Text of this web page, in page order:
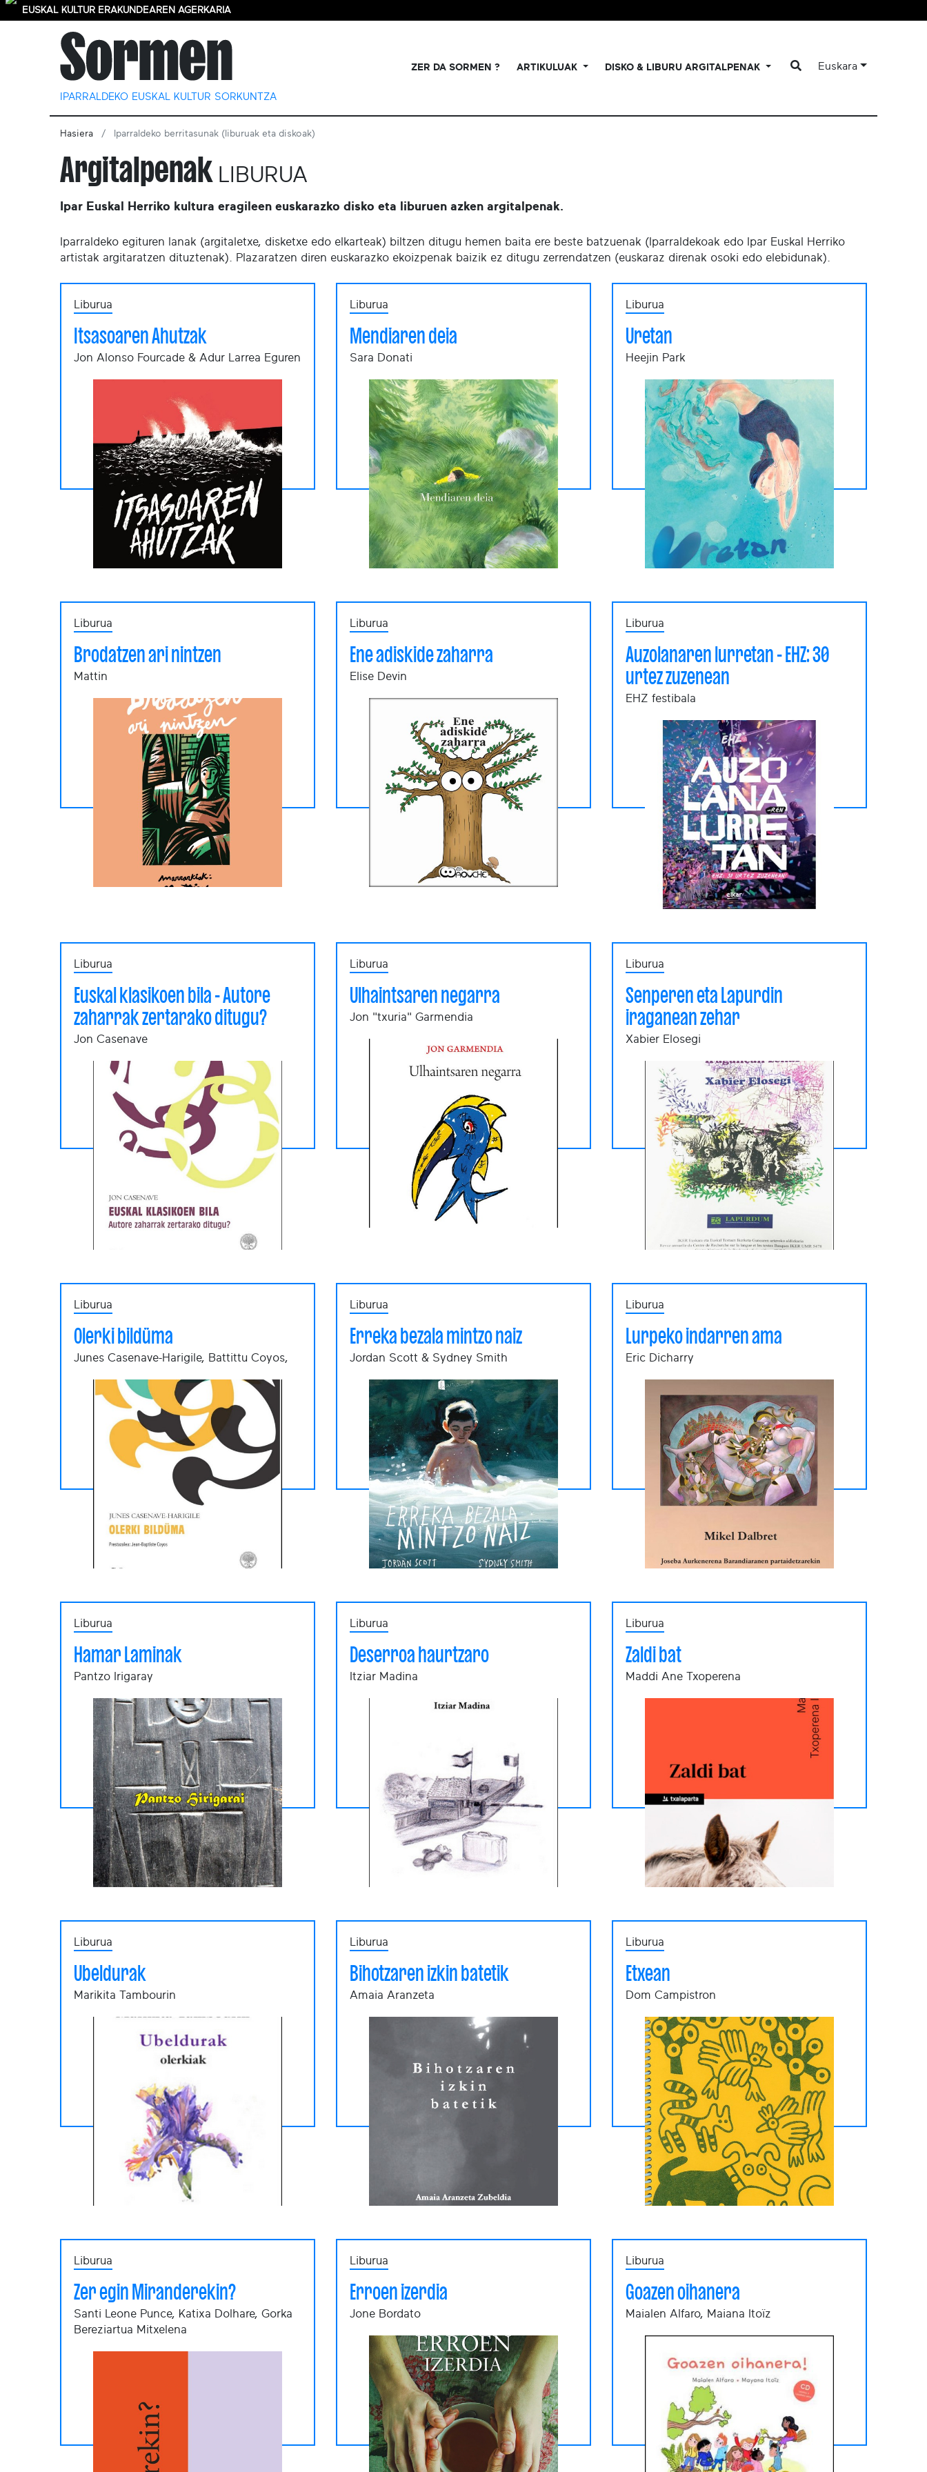
EUSKAL KULTUR ERAKUNDEAREN AGERKARIA
IPARRALDEKO EUSKAL KULTUR SORKUNTZA
ZER DA SORMEN ? ARTIKULUAK DISKO & LIBURU ARGITALPENAK Euskara
Hasiera Iparraldeko berritasunak (liburuak eta diskoak)
Argitalpenak LIBURUA
Ipar Euskal Herriko kultura eragileen euskarazko disko eta liburuen azken argitalpenak.
Iparraldeko egituren lanak (argitaletxe, disketxe edo elkarteak) biltzen ditugu hemen baita ere beste batzuenak (Iparraldekoak edo Ipar Euskal Herriko
artistak argitaratzen dituztenak). Plazaratzen diren euskarazko ekoizpenak baizik ez ditugu zerrendatzen (euskaraz direnak osoki edo elebidunak).
Liburua
Itsasoaren Ahutzak
Jon Alonso Fourcade & Adur Larrea Eguren
Liburua
Mendiaren deia
Sara Donati
Liburua
Uretan
Heejin Park
Liburua
Brodatzen ari nintzen
Mattin
Liburua
Ene adiskide zaharra
Elise Devin
Liburua
Auzolanaren lurretan - EHZ: 30
urtez zuzenean
EHZ festibala
Liburua
Euskal klasikoen bila - Autore
zaharrak zertarako ditugu?
Jon Casenave
Liburua
Ulhaintsaren negarra
Jon "txuria" Garmendia
Liburua
Senperen eta Lapurdin
iraganean zehar
Xabier Elosegi
Liburua
Olerki bildüma
Junes Casenave-Harigile, Battittu Coyos,
Liburua
Erreka bezala mintzo naiz
Jordan Scott & Sydney Smith
Liburua
Lurpeko indarren ama
Eric Dicharry
Liburua
Hamar Laminak
Pantzo Irigaray
Liburua
Deserroa haurtzaro
Itziar Madina
Liburua
Zaldi bat
Maddi Ane Txoperena
Liburua
Ubeldurak
Marikita Tambourin
Liburua
Bihotzaren izkin batetik
Amaia Aranzeta
Liburua
Etxean
Dom Campistron
Liburua
Zer egin Miranderekin?
Santi Leone Punce, Katixa Dolhare, Gorka
Bereziartua Mitxelena
Liburua
Erroen izerdia
Jone Bordato
Liburua
Goazen oihanera
Maialen Alfaro, Maiana Itoïz